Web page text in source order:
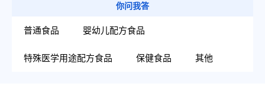
你问我答
普通食品 婴幼儿配方食品
特殊医学用途配方食品 保健食品 其他